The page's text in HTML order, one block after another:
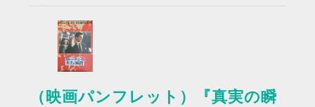
（映画パンフレット）『真実の瞬